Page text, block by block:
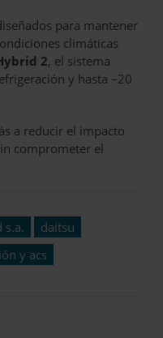
para mantener
climáticas
2, el sistema
y hasta –20
a reducir el impacto
comprometer el
s.a.
daitsu
y acs